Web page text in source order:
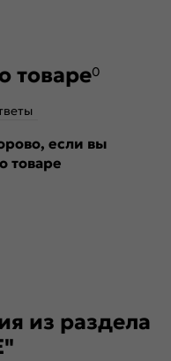
фрезеровка под
товаре0
если вы
товаре
из раздела